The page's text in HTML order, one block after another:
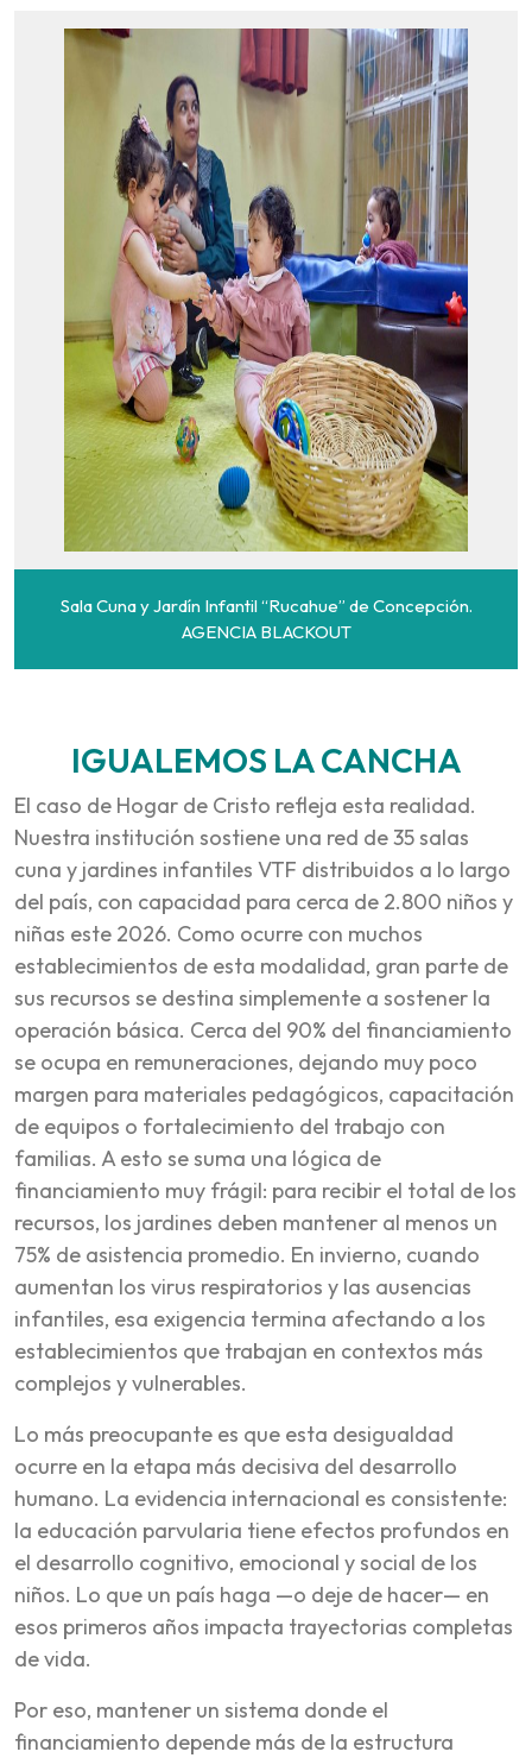
Sala Cuna y Jardín Infantil “Rucahue” de Concepción.
AGENCIA BLACKOUT
IGUALEMOS LA CANCHA
El caso de Hogar de Cristo refleja esta realidad.
Nuestra institución sostiene una red de 35 salas
cuna y jardines infantiles VTF distribuidos a lo largo
del país, con capacidad para cerca de 2.800 niños y
niñas este 2026. Como ocurre con muchos
establecimientos de esta modalidad, gran parte de
sus recursos se destina simplemente a sostener la
operación básica. Cerca del 90% del financiamiento
se ocupa en remuneraciones, dejando muy poco
margen para materiales pedagógicos, capacitación
de equipos o fortalecimiento del trabajo con
familias. A esto se suma una lógica de
financiamiento muy frágil: para recibir el total de los
recursos, los jardines deben mantener al menos un
75% de asistencia promedio. En invierno, cuando
aumentan los virus respiratorios y las ausencias
infantiles, esa exigencia termina afectando a los
establecimientos que trabajan en contextos más
complejos y vulnerables.
Lo más preocupante es que esta desigualdad
ocurre en la etapa más decisiva del desarrollo
humano. La evidencia internacional es consistente:
la educación parvularia tiene efectos profundos en
el desarrollo cognitivo, emocional y social de los
niños. Lo que un país haga —o deje de hacer— en
esos primeros años impacta trayectorias completas
de vida.
Por eso, mantener un sistema donde el
financiamiento depende más de la estructura